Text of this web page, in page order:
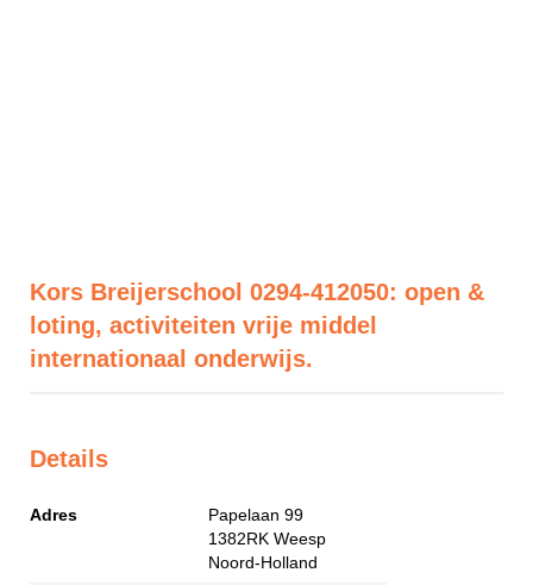
Kors Breijerschool 0294-412050: open &
loting, activiteiten vrije middel
internationaal onderwijs.
Details
Adres
Papelaan 99
1382RK Weesp
Noord-Holland